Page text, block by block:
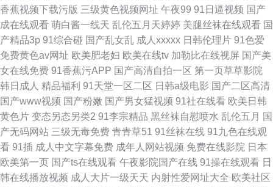
香蕉视频下载污版 三级黄色视频网址 午夜99 91日逼视频 国产
成在线观看 萌白酱一线天 乱伦五月天婷婷 美腿丝袜在线观看 国
产精品3p 91综合碰 国产乱女乱 成人xxxxx 日韩伦理片 91色爱
免费黄色av网址 欧美肥老妇 欧美在线tv 加勒比在线视屏 国产美
女在线免费 91香蕉污APP 国产高清自拍一区 第一页草草影院
韩日成人 精品福利 91天堂一区二区 日韩a级电影 国产二区高清
国产www视频 国产粉嫩 国产男女猛视频 91社在线看 欧美日韩
黄色片 变态另态另类2 91李宗精品 黑丝袜自慰喷水 乱伦五月 国
产无码网站 三级无毒免费 青青草51 91丝袜在线 91九色在线观
看 91插 成人中文字幕免费 成年人网站视频 免费在线影院 日本
欧美第一页 国产ts在线观看 午夜影院国产在线 91操在线观看 日
韩在线播放视频 成人大片一级天天 内射性爱网址大全 欧美社区